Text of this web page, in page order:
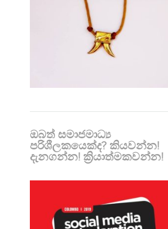
ඔබත් සමාජමාධ්‍ය
පරිශීලකයෙක්ද? කියවන්න!
දැනගන්න! ක්‍රියාත්මකවන්න!